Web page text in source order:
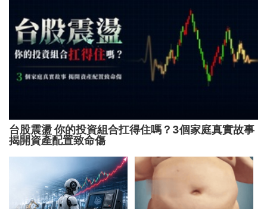
台股震盪 你的投資組合扛得住嗎？3個家庭真實故事
揭開資產配置致命傷